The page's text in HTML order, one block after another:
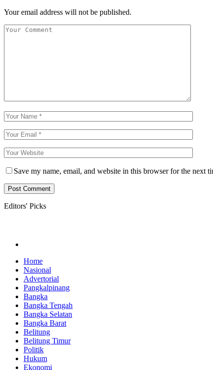
Your email address will not be published.
Save my name, email, and website in this browser for the next
Editors' Picks
Home
Nasional
Advertorial
Pangkalpinang
Bangka
Bangka Tengah
Bangka Selatan
Bangka Barat
Belitung
Belitung Timur
Politik
Hukum
Ekonomi